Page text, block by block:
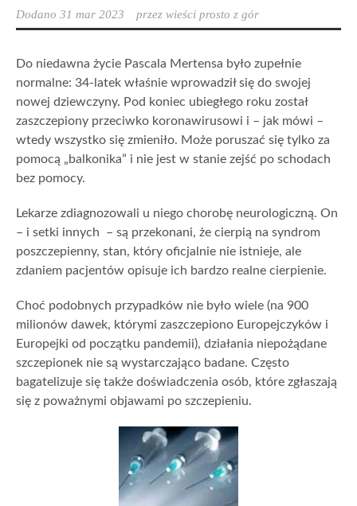
Dodano 31 mar 2023 przez wieści prosto z gór
Do niedawna życie Pascala Mertensa było zupełnie
normalne: 34-latek właśnie wprowadził się do swojej
nowej dziewczyny. Pod koniec ubiegłego roku został
zaszczepiony przeciwko koronawirusowi i – jak mówi –
wtedy wszystko się zmieniło. Może poruszać się tylko za
pomocą „balkonika” i nie jest w stanie zejść po schodach
bez pomocy.
Lekarze zdiagnozowali u niego chorobę neurologiczną. On
– i setki innych – są przekonani, że cierpią na syndrom
poszczepienny, stan, który oficjalnie nie istnieje, ale
zdaniem pacjentów opisuje ich bardzo realne cierpienie.
Choć podobnych przypadków nie było wiele (na 900
milionów dawek, którymi zaszczepiono Europejczyków i
Europejki od początku pandemii), działania niepożądane
szczepionek nie są wystarczająco badane. Często
bagatelizuje się także doświadczenia osób, które zgłaszają
się z poważnymi objawami po szczepieniu.